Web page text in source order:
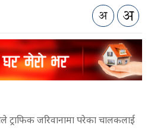
ट्राफिक जरिवानामा परेका चालकलाई